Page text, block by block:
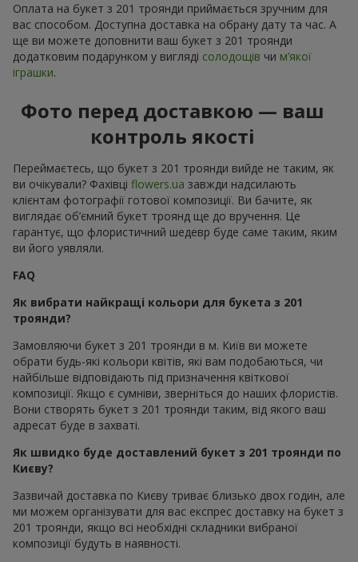
Оплата на букет з 201 троянди приймається зручним для
вас способом. Доступна доставка на обрану дату та час. А
ще ви можете доповнити ваш букет з 201 троянди
додатковим подарунком у вигляді солодощів чи м’якої
іграшки.
Фото перед доставкою — ваш
контроль якості
Переймаєтесь, що букет з 201 троянди вийде не таким, як
ви очікували? Фахівці flowers.ua завжди надсилають
клієнтам фотографії готової композиції. Ви бачите, як
виглядає об’ємний букет троянд ще до вручення. Це
гарантує, що флористичний шедевр буде саме таким, яким
ви його уявляли.
FAQ
Як вибрати найкращі кольори для букета з 201
троянди?
Замовляючи букет з 201 троянди в м. Київ ви можете
обрати будь-які кольори квітів, які вам подобаються, чи
найбільше відповідають під призначення квіткової
композиції. Якщо є сумніви, зверніться до наших флористів.
Вони створять букет з 201 троянди таким, від якого ваш
адресат буде в захваті.
Як швидко буде доставлений букет з 201 троянди по
Києву?
Зазвичай доставка по Києву триває близько двох годин, але
ми можем організувати для вас експрес доставку на букет з
201 троянди, якщо всі необхідні складники вибраної
композиції будуть в наявності.